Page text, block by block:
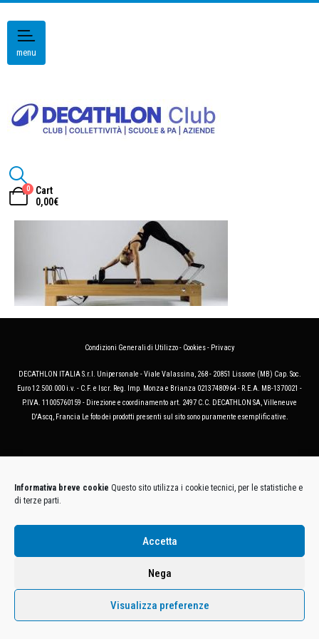
Informativa breve cookie Questo sito utilizza i cookie tecnici, per le statistiche e
di terze parti.
Accetta
Nega
Visualizza preferenze
menu
0
Cart
0,00€
Condizioni Generali di Utilizzo- Cookies- Privacy
DECATHLON ITALIA S.r.l. Unipersonale - Viale Valassina, 268 - 20851 Lissone (MB) Cap. Soc.
Euro 12.500.000 i.v. - C.F. e Iscr. Reg. Imp. Monza e Brianza 02137480964 - R.E.A. MB-1370021 -
P.IVA. 11005760159 - Direzione e coordinamento art. 2497 C.C. DECATHLON SA, Villeneuve
D'Ascq, Francia Le foto dei prodotti presenti sul sito sono puramente esemplificative.